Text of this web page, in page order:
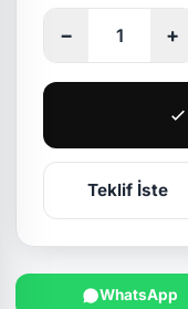
− +
Teklif İste
WhatsApp